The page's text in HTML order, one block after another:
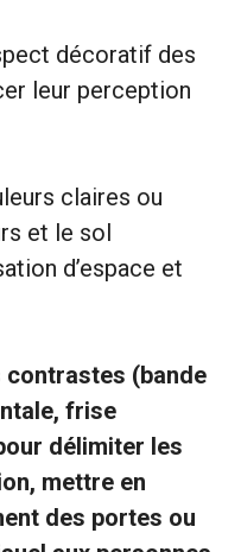
décoratif des
leur perception
claires ou
et le sol
d’espace et
(bande
frise
délimiter les
mettre en
des portes ou